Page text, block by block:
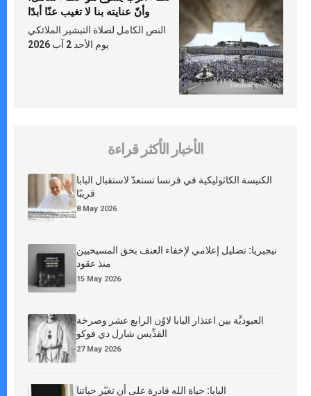
وأنّ عنايته بنا لا تغيب عنّا أبدًا
النص الكامل لصلاة التبشير الملائكي
يوم الأحد 2 آب 2026
الأخبار الأكثر قراءة
الكنيسة الكاثوليكية في فرنسا تستعدّ لاستقبال البابا
قريبًا
8 May 2026
نيجيريا: تضليل إعلامي لإخفاء العنف بحق المسيحيين
منذ عقود
15 May 2026
العبوديَّة بين اعتذار البابا لاوُن الرابع عشر وصرخة
القدِّيس شارل دي فوكو
27 May 2026
البابا: حياة الله قادرة على أن تغيّر حياتنا